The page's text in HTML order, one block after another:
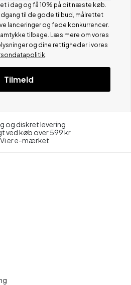
i dag og få 10% på dit næste køb.
til de gode tilbud, målrettet
lanceringer og fede konkurrencer.
tilbage. Læs mere om vores
og dine rettigheder i vores
Tilmeld
og diskret levering
ved køb over 599 kr
Vi er e-mærket